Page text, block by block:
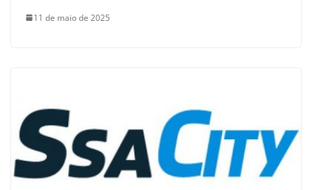
11 de maio de 2025